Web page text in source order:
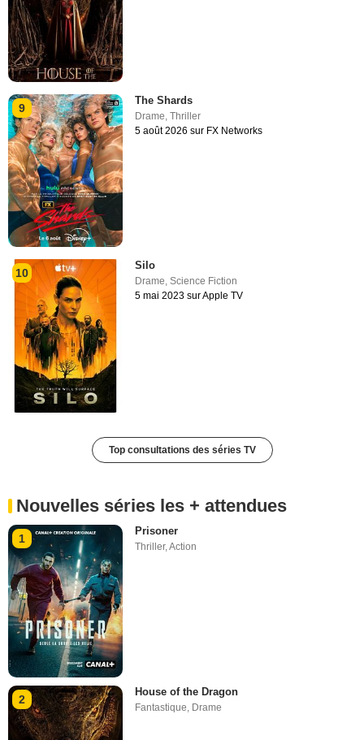
9
The Shards
Drame,Thriller
5 août 2026 sur FX Networks
10
Silo
Drame,Science Fiction
5 mai 2023 sur Apple TV
Top consultations des séries TV
Nouvelles séries les + attendues
1
Prisoner
Thriller,Action
2
House of the Dragon
Fantastique, Drame